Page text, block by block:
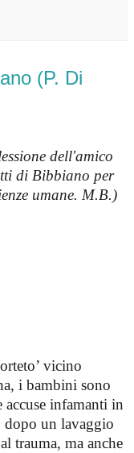
(P. Di
dell'amico
di Bibbiano per
umane. M.B.)
vicino
i bambini sono
infamanti in
dopo un lavaggio
trauma, ma anche